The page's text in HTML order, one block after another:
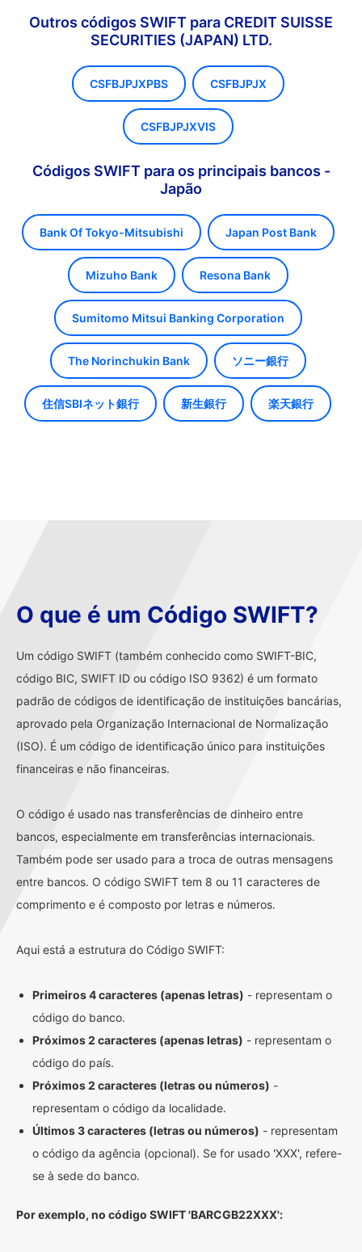
Outros códigos SWIFT para CREDIT SUISSE
SECURITIES (JAPAN) LTD.
CSFBJPJXPBS CSFBJPJX
CSFBJPJXVIS
Códigos SWIFT para os principais bancos -
Japão
Bank Of Tokyo-Mitsubishi Japan Post Bank
Mizuho Bank Resona Bank
Sumitomo Mitsui Banking Corporation
The Norinchukin Bank ソニー銀行
住信SBIネット銀行 新生銀行 楽天銀行
O que é um Código SWIFT?
Um código SWIFT (também conhecido como SWIFT-BIC,
código BIC, SWIFT ID ou código ISO 9362) é um formato
padrão de códigos de identificação de instituições bancárias,
aprovado pela Organização Internacional de Normalização
(ISO). É um código de identificação único para instituições
financeiras e não financeiras.
O código é usado nas transferências de dinheiro entre
bancos, especialmente em transferências internacionais.
Também pode ser usado para a troca de outras mensagens
entre bancos. O código SWIFT tem 8 ou 11 caracteres de
comprimento e é composto por letras e números.
Aqui está a estrutura do Código SWIFT:
Primeiros 4 caracteres (apenas letras) - representam o
código do banco.
Próximos 2 caracteres (apenas letras) - representam o
código do país.
Próximos 2 caracteres (letras ou números) -
representam o código da localidade.
Últimos 3 caracteres (letras ou números) - representam
o código da agência (opcional). Se for usado 'XXX', refere-
se à sede do banco.
Por exemplo, no código SWIFT 'BARCGB22XXX':